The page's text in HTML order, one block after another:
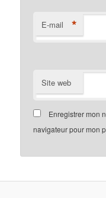
E-mail *
Site web
Enregistrer mon
navigateur pour mon